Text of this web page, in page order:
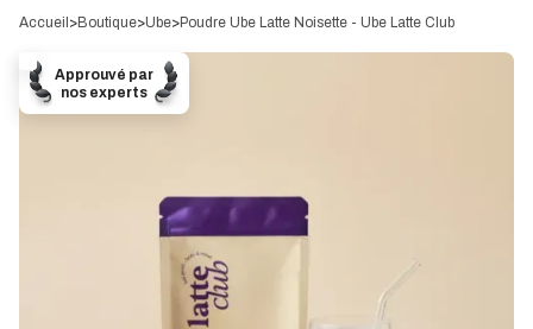
Accueil >Boutique>Ube>Poudre Ube Latte Noisette - Ube Latte Club
Approuvé par
nos experts